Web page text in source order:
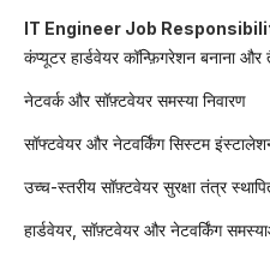
IT Engineer Job
कंप्यूटर हार्डवेयर कॉन्फ़िगरेशन बनाना और
नेटवर्क और सॉफ़्टवेयर समस्या निवारण
सॉफ्टवेयर और नेटवर्किंग सिस्टम
उच्च-स्तरीय सॉफ़्टवेयर सुरक्षा तंत्र
हार्डवेयर, सॉफ़्टवेयर और नेटवर्किंग